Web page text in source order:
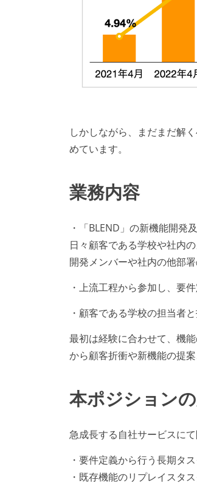
しかしながら、まだまだ解
めています。
業務内容
・「BLEND」の新機能開発
日々顧客である学校や社内
開発メンバーや社内の他部
・上流工程から参加し、要
・顧客である学校の担当者
最初は経験に合わせて、機
から顧客折衝や新機能の提
本ポジション
急成長する自社サービスにて
・要件定義から行う長期タス
・既存機能のリプレイスタス